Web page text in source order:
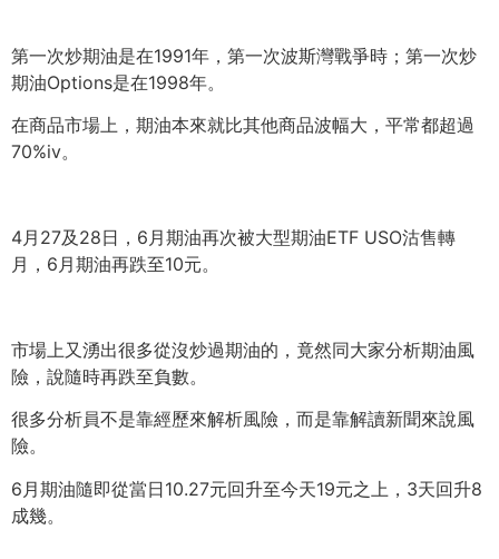
第一次炒期油是在1991年，第一次波斯灣戰爭時； 第一次炒
期油Options是在1998年。
在商品市場上，期油本來就比其他商品波幅大，平常都超過
70%iv。
4月27及28日，6月期油再次被大型期油ETF USO沽售轉
月，6月期油再跌至10元。
市場上又湧出很多從沒炒過期油的，竟然同大家分析期油風
險， 說隨時再跌至負數。
很多分析員不是靠經歷來解析風險，而是靠解讀新聞來說風
險。
6月期油隨即從當日10.27元回升至今天19元之上， 3天回升8
成幾。